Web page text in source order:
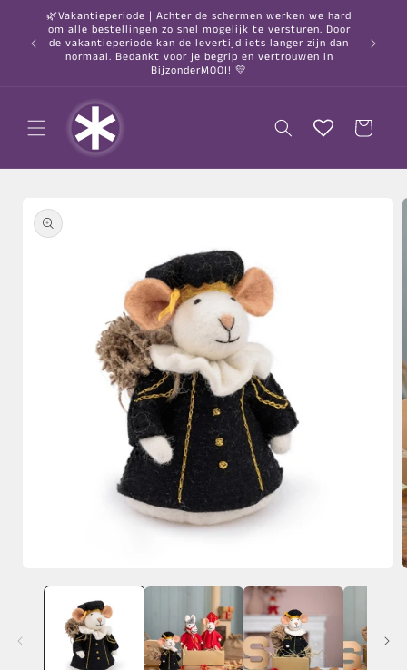
naar de
content
🌿Vakantieperiode | Achter de schermen werken we hard
om alle bestellingen zo snel mogelijk te versturen. Door
de vakantieperiode kan de levertijd iets langer zijn dan
normaal. Bedankt voor je begrip en vertrouwen in
BijzonderMOOI! 💛
○
Winkelwagen
direct naar